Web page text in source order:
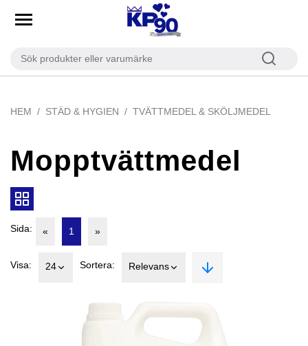
HEM STÄD & HYGIEN TVÄTTMEDEL & SKÖLJMEDEL
Mopptvättmedel
Sida: « 1 »
Visa: 24 Sortera: Relevans